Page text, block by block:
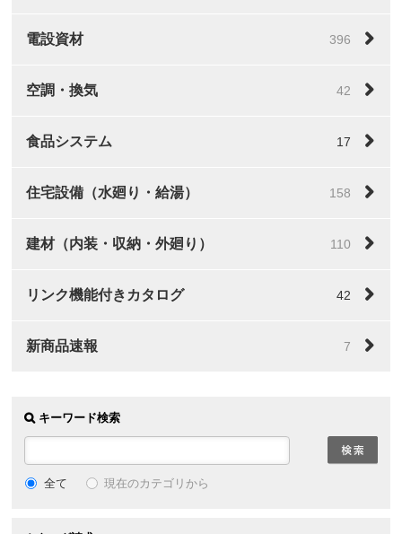
電設資材 396
空調・換気 42
食品システム 17
住宅設備（水廻り・給湯） 158
建材（内装・収納・外廻り） 110
リンク機能付きカタログ 42
新商品速報 7
キーワード検索
全て 現在のカテゴリから